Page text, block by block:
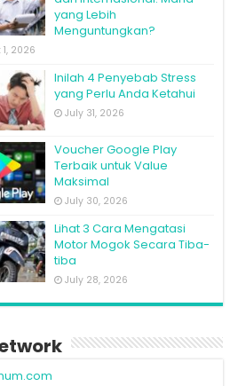
yang Lebih
Menguntungkan?
2026
Inilah 4 Penyebab Stress
yang Perlu Anda Ketahui
July 31, 2026
Voucher Google Play
Terbaik untuk Value
Maksimal
July 30, 2026
Lihat 3 Cara Mengatasi
Motor Mogok Secara Tiba-
tiba
July 28, 2026